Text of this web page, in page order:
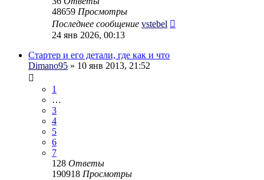
48659 Просмотры
Последнее сообщение vstebel
24 янв 2026, 00:13
Стартер и его детали, где как и что
Dimano95 » 10 янв 2013, 21:52
1
…
3
4
5
6
7
128 Ответы
190918 Просмотры